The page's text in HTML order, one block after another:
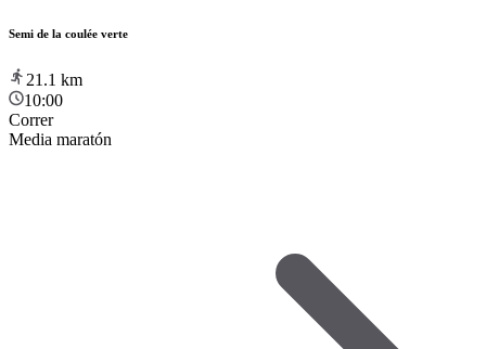
Semi de la coulée verte
21.1 km
10:00
Correr
Media maratón